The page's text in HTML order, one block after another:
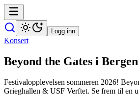
Logg inn
Konsert
Beyond the Gates i Bergen
Festivalopplevelsen sommeren 2026!
Grieghallen & USF Verftet. Se frem til en